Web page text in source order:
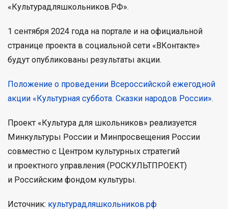
«Культурадляшкольников.РФ».
1 сентября 2024 года на портале и на официальной
странице проекта в социальной сети «ВКонтакте»
будут опубликованы результаты акции.
Положение о проведении Всероссийской ежегодной
акции «Культурная суббота. Сказки народов России».
Проект «Культура для школьников» реализуется
Минкультуры России и Минпросвещения России
совместно с Центром культурных стратегий
и проектного управления (РОСКУЛЬТПРОЕКТ)
и Российским фондом культуры.
Источник: культурадляшкольников.рф